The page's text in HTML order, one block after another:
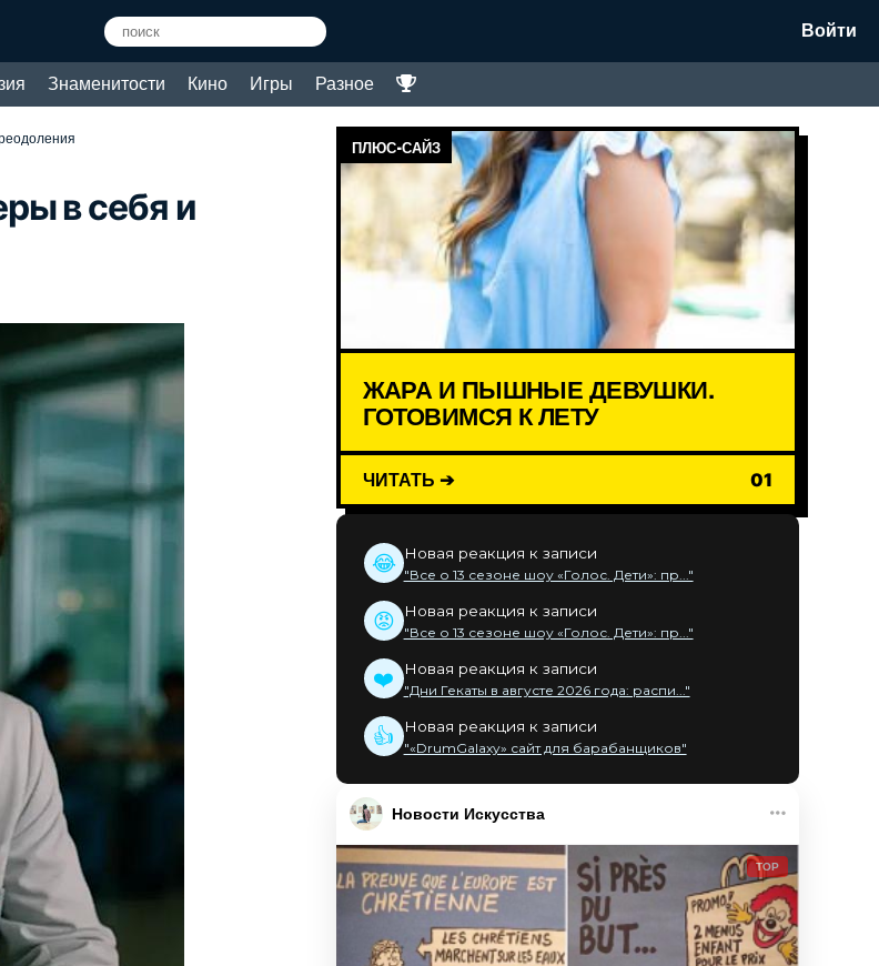
Войти
Знаменитости Кино Игры Разное
в себя и
ПЛЮС-САЙЗ
ЖАРА И ПЫШНЫЕ ДЕВУШКИ.
ГОТОВИМСЯ К ЛЕТУ
ЧИТАТЬ ➔ 01
😂 Новая реакция к записи
"Все о 13 сезоне шоу «Голос. Дети»: пр..."
😡 Новая реакция к записи
"Все о 13 сезоне шоу «Голос. Дети»: пр..."
❤️ Новая реакция к записи
"Дни Гекаты в августе 2026 года: распи..."
👍 Новая реакция к записи
"«DrumGalaxy» сайт для барабанщиков"
Новости Искусства
TOP